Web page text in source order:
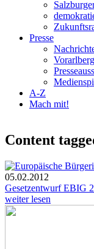
Presse
Vorarlberg
A-Z
Mach mit!
Content
05.02.2012
Gesetzentwurf EBIG
weiter lesen